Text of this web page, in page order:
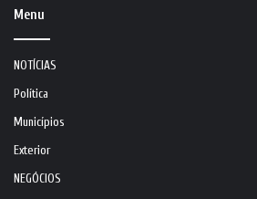
Menu
NOTÍCIAS
Política
Municípios
Exterior
NEGÓCIOS